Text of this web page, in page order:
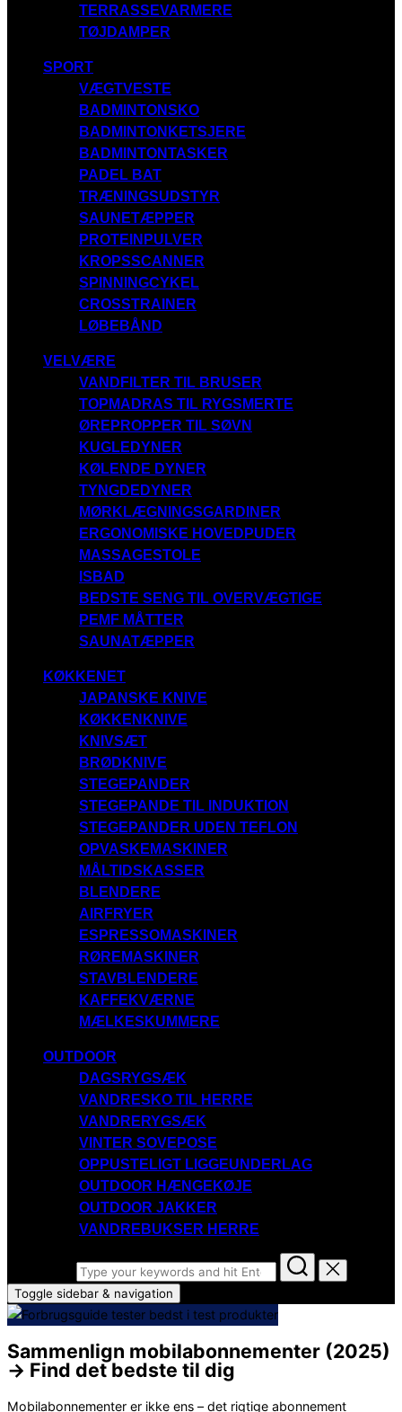
TERRASSEVARMERE
TØJDAMPER
SPORT
VÆGTVESTE
BADMINTONSKO
BADMINTONKETSJERE
BADMINTONTASKER
PADEL BAT
TRÆNINGSUDSTYR
SAUNETÆPPER
PROTEINPULVER
KROPSSCANNER
SPINNINGCYKEL
CROSSTRAINER
LØBEBÅND
VELVÆRE
VANDFILTER TIL BRUSER
TOPMADRAS TIL RYGSMERTE
ØREPROPPER TIL SØVN
KUGLEDYNER
KØLENDE DYNER
TYNGDEDYNER
MØRKLÆGNINGSGARDINER
ERGONOMISKE HOVEDPUDER
MASSAGESTOLE
ISBAD
BEDSTE SENG TIL OVERVÆGTIGE
PEMF MÅTTER
SAUNATÆPPER
KØKKENET
JAPANSKE KNIVE
KØKKENKNIVE
KNIVSÆT
BRØDKNIVE
STEGEPANDER
STEGEPANDE TIL INDUKTION
STEGEPANDER UDEN TEFLON
OPVASKEMASKINER
MÅLTIDSKASSER
BLENDERE
AIRFRYER
ESPRESSOMASKINER
RØREMASKINER
STAVBLENDERE
KAFFEKVÆRNE
MÆLKESKUMMERE
OUTDOOR
DAGSRYGSÆK
VANDRESKO TIL HERRE
VANDRERYGSÆK
VINTER SOVEPOSE
OPPUSTELIGT LIGGEUNDERLAG
OUTDOOR HÆNGEKØJE
OUTDOOR JAKKER
VANDREBUKSER HERRE
Toggle sidebar & navigation
Sammenlign mobilabonnementer (2025)
→ Find det bedste til dig
Mobilabonnementer er ikke ens – det rigtige abonnement